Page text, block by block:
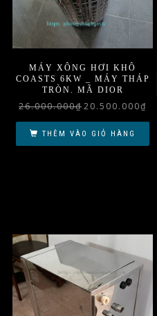
MÁY XÔNG HƠI KHÔ
COASTS 6KW _ MÁY THÁP
TRÒN. MÃ DIOR
26.000.000₫ Giá
gốc
là:
26.000.000₫.
20.500.000₫
là:
THÊM VÀO GIỎ HÀNG